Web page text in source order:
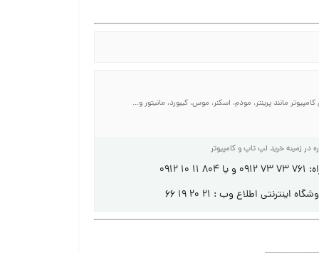
مانند پرینتر، مودم، اسکنر، موس، کیبورد، مانیتور و…
در زمینه خرید لپ تاپ و کامپیوتر
اینترنتی اطلاع وب : ۲۱ ۲۰ ۱۹ ۶۶